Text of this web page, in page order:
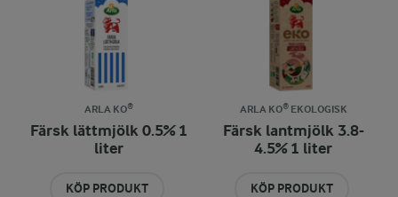
ARLA KO®
Färsk lättmjölk 0.5% 1
liter
KÖP PRODUKT
ARLA KO® EKOLOGISK
Färsk lantmjölk 3.8-
4.5% 1 liter
KÖP PRODUKT